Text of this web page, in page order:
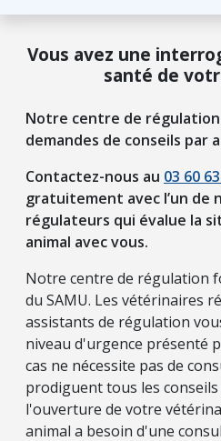
Vous avez une
santé de
Notre centre de
demandes de conseils par
Contactez-nous au 03 60
gratuitement avec l’un de
régulateurs qui évalue la
animal avec vous.
Notre centre de régulation
du SAMU. Les vétérinaires
assistants de régulation
niveau d'urgence présenté
cas ne nécessite pas de
prodiguent tous les
l'ouverture de votre
animal a besoin d'une